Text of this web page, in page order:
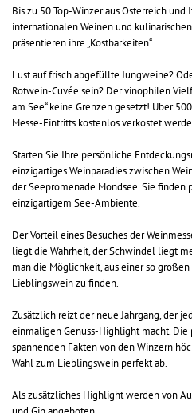
Bis zu 50 Top-Winzer aus Österreich
internationalen Weinen und
präsentieren ihre „Kostbarkeiten“.
Lust auf frisch abgefüllte Jungweine?
Rotwein-Cuvée sein? Der vinophilen
am See“ keine Grenzen gesetzt! Über
Messe-Eintritts kostenlos verkostet
Starten Sie Ihre persönliche
einzigartiges Weinparadies zwischen
der Seepromenade Mondsee. Sie finden
einzigartigem See-Ambiente.
Der Vorteil eines Besuches der
liegt die Wahrheit, der Schwindel liegt
man die Möglichkeit, aus einer so
Lieblingswein zu finden.
Zusätzlich reizt der neue Jahrgang, der
einmaligen Genuss-Highlight macht. Die
spannenden Fakten von den Winzern
Wahl zum Lieblingswein perfekt ab.
Als zusätzliches Highlight werden von